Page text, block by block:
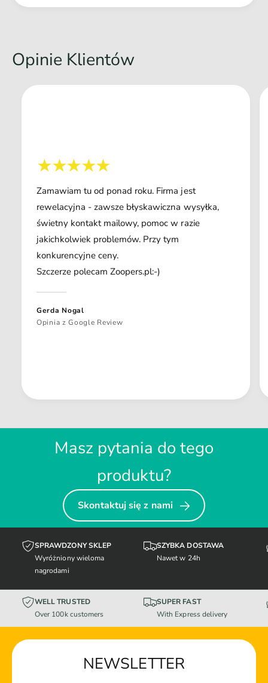
Opinie Klientów
Zamawiam tu od ponad roku. Firma jest
rewelacyjna - zawsze błyskawiczna wysyłka,
świetny kontakt mailowy, pomoc w razie
jakichkolwiek problemów. Przy tym
konkurencyjne ceny.
Szczerze polecam Zoopers.pl:-)
Gerda Nogal
Opinia z Google Review
Masz pytania do tego
produktu?
Skontaktuj się z nami
SPRAWDZONY SKLEP
Wyróżniony wieloma
nagrodami
SZYBKA DOSTAWA
Nawet w 24h
WELL TRUSTED
Over 100k customers
SUPER FAST
With Express delivery
NEWSLETTER